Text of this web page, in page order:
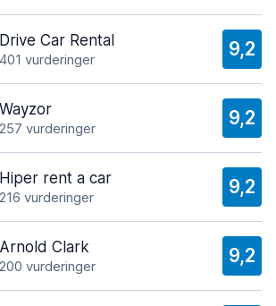
Drive Car Rental
401 vurderinger 9,2
Wayzor
257 vurderinger 9,2
Hiper rent a car
216 vurderinger 9,2
Arnold Clark
200 vurderinger 9,2